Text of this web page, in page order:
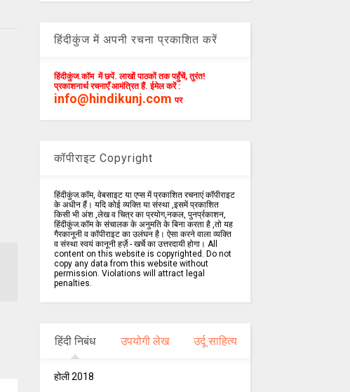
हिंदीकुंज में अपनी रचना प्रकाशित करें
हिंदीकुंज.कॉम में छपें. लाखों पाठकों तक पहुँचें, तुरंत!
प्रकाशनार्थ रचनाएँ आमंत्रित हैं. ईमेल करें :
info@hindikunj.com पर
कॉपीराइट Copyright
हिंदीकुंज.कॉम, वेबसाइट या एप्स में प्रकाशित रचनाएं कॉपीराइट
के अधीन हैं। यदि कोई व्यक्ति या संस्था ,इसमें प्रकाशित
किसी भी अंश ,लेख व चित्र का प्रयोग,नकल, पुनर्प्रकाशन,
हिंदीकुंज.कॉम के संचालक के अनुमति के बिना करता है ,तो यह
गैरकानूनी व कॉपीराइट का उलंघन है। ऐसा करने वाला व्यक्ति
व संस्था स्वयं कानूनी हर्ज़े - खर्चे का उत्तरदायी होगा। All
content on this website is copyrighted. Do not
copy any data from this website without
permission. Violations will attract legal
penalties.
हिंदी निबंध उपयोगी लेख उर्दू साहित्य
होली 2018